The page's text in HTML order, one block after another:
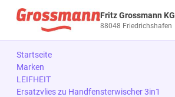
Fritz Grossmann KG
88048 Friedrichshafen
Startseite
Marken
LEIFHEIT
Ersatzvlies zu Handfensterwischer 3in1